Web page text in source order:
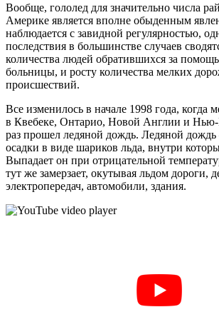
Вообще, гололед для значительно числа
Америке является вполне обыденным
наблюдается с завидной регулярностью,
последствия в большинстве случаев
количества людей обратившихся за
больницы, и росту количества мелких
происшествий.
Все изменилось в начале 1998 года, когда
в Квебеке, Онтарио, Новой Англии и Нью-
раз прошел ледяной дождь. Ледяной дождь
осадки в виде шариков льда, внутри
Выпадает он при отрицательной
тут же замерзает, окутывая льдом дороги,
электропередач, автомобили, здания.